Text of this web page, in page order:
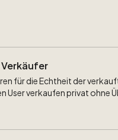
für die Echtheit der
User verkaufen privat ohne